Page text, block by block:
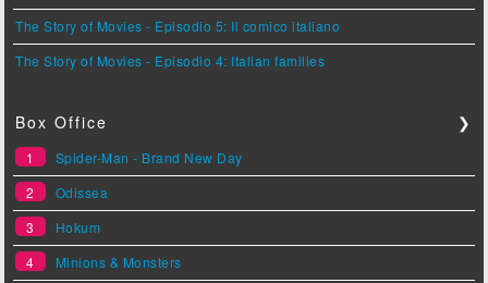
The Story of Movies - Episodio 5: Il comico italiano
The Story of Movies - Episodio 4: Italian families
Box Office ❯
1
Spider-Man - Brand New Day
2
Odissea
3
Hokum
4
Minions & Monsters